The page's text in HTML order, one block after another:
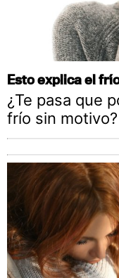
Esto explica el
¿Te pasa que
frío sin motivo?